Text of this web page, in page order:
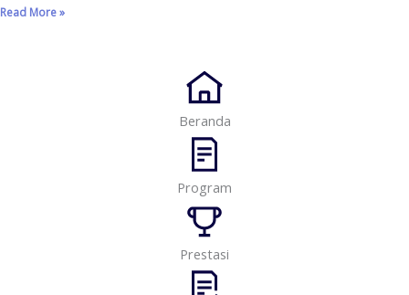
Read More »
Beranda
Program
Prestasi